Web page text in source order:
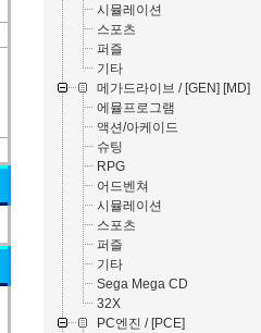
시뮬레이션
스포츠
퍼즐
기타
메가드라이브 / [GEN] [MD]
에뮬프로그램
액션/아케이드
슈팅
RPG
어드벤쳐
시뮬레이션
스포츠
퍼즐
기타
Sega Mega CD
32X
PC엔진 / [PCE]